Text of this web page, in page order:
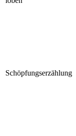
Schöpfungserzählung